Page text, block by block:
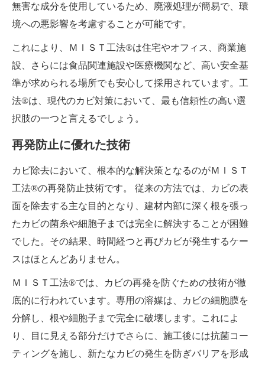
無害な成分を使用しているため、廃液処理が簡易で、環
境への悪影響を考慮することが可能です。
これにより、ＭＩＳＴ工法®は住宅やオフィス、商業施
設、さらには食品関連施設や医療機関など、高い安全基
準が求められる場所でも安心して採用されています。工
法®は、現代のカビ対策において、最も信頼性の高い選
択肢の一つと言えるでしょう。
再発防止に優れた技術
カビ除去において、根本的な解決策となるのがＭＩＳＴ
工法®の再発防止技術です。 従来の方法では、カビの表
面を除去する主な目的となり、建材内部に深く根を張っ
たカビの菌糸や細胞子までは完全に解決することが困難
でした。その結果、時間経つと再びカビが発生するケー
スはほとんどありません。
ＭＩＳＴ工法®では、カビの再発を防ぐための技術が徹
底的に行われています。専用の溶媒は、カビの細胞膜を
分解し、根や細胞子まで完全に破壊します。これによ
り、目に見える部分だけでさらに、施工後には抗菌コー
ティングを施し、新たなカビの発生を防ぎバリアを形成